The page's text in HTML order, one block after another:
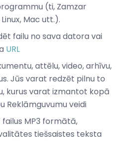
(ti, Zamzar
Mac utt.).
failu no sava datora vai
URL
attēlu, video, arhīvu,
Jūs varat redzēt pilnu to
kurus varat izmantot kopā
Reklāmguvumu veidi
failus MP3 formātā,
tiešsaistes teksta